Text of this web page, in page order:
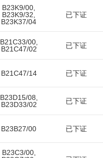
B23K9/00,
B23K9/32,
B23K37/04
已下证
B21C33/00,
B21C47/02
已下证
B21C47/14 已下证
B23D15/08,
B23D33/02
已下证
B23B27/00 已下证
B23C3/00,